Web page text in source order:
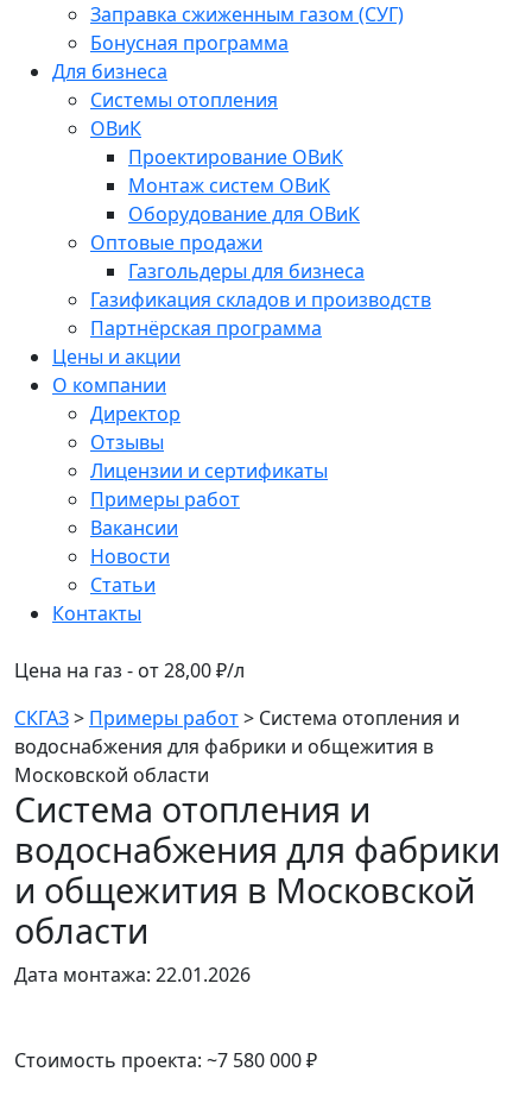
Заправка сжиженным газом (СУГ)
Бонусная программа
Для бизнеса
Системы отопления
ОВиК
Проектирование ОВиК
Монтаж систем ОВиК
Оборудование для ОВиК
Оптовые продажи
Газгольдеры для бизнеса
Газификация складов и производств
Партнёрская программа
Цены и акции
О компании
Директор
Отзывы
Лицензии и сертификаты
Примеры работ
Вакансии
Новости
Статьи
Контакты
Цена на газ - от 28,00 ₽/л
СКГАЗ> Примеры работ> Система отопления и
водоснабжения для фабрики и общежития в
Московской области
Система отопления и
водоснабжения для фабрики
и общежития в Московской
области
Дата монтажа: 22.01.2026
Стоимость проекта: ~7 580 000 ₽